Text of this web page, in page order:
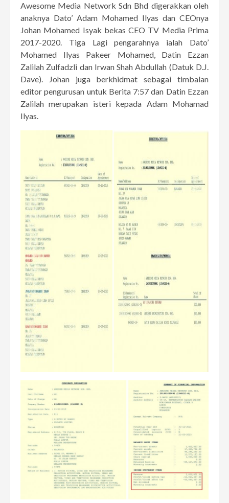
Awesome Media Network Sdn Bhd digerakkan oleh
anaknya Dato’ Adam Mohamed Ilyas dan CEOnya
Johan Mohamed Isyak bekas CEO TV Media Prima
2017-2020. Tiga Lagi pengarahnya ialah Dato’
Mohamed Ilyas Pakeer Mohamed, Datin Ezzan
Zalilah Zulfadzli dan Irwan Shah Abdullah (Datuk D.J.
Dave). Johan juga berkhidmat sebagai timbalan
editor pengurusan untuk Berita 7:57 dan Datin Ezzan
Zalilah merupakan isteri kepada Adam Mohamad
Ilyas.